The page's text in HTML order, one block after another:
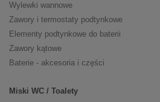
Wylewki wannowe
Zawory i termostaty podtynkowe
Elementy podtynkowe do baterii
Zawory kątowe
Baterie - akcesoria i części
Miski WC / Toalety